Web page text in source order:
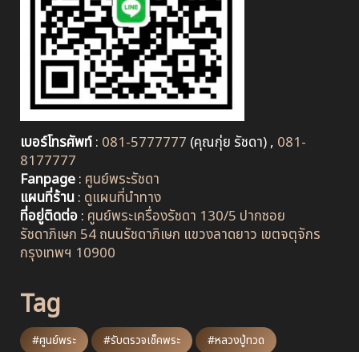
เบอร์โทรศัพท์: 081-5777777 (คุณกุ่ย รัชดา) , 081-
8177777
Fanpage: ศูนย์พระรัชดา
แผนที่ร้าน: ดูแผนที่นำทาง
ที่อยู่ติดต่อ: ศูนย์พระเครื่องรัชดา 130/5 ปากซอย
รัชดาภิเษก 54 ถนนรัชดาภิเษก แขวงลาดยาว เขตจตุจักร
กรุงเทพฯ 10900
Tag
#ศูนย์พระ #รับตรวจเช็คพระ
#หลวงปู่ทวด